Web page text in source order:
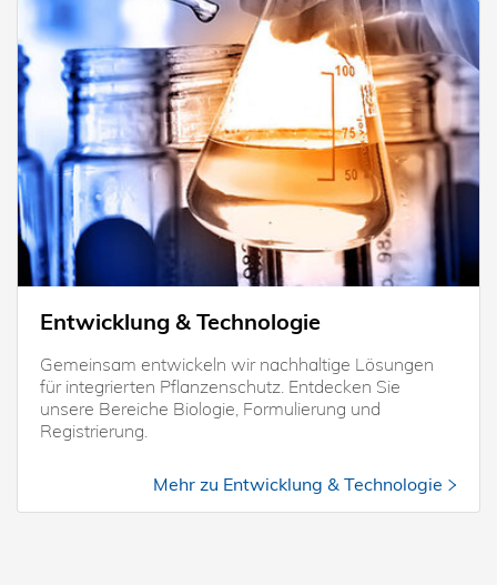
Entwicklung & Technologie
Gemeinsam entwickeln wir nachhaltige Lösungen
für integrierten Pflanzenschutz. Entdecken Sie
unsere Bereiche Biologie, Formulierung und
Registrierung.
Mehr zu Entwicklung & Technologie